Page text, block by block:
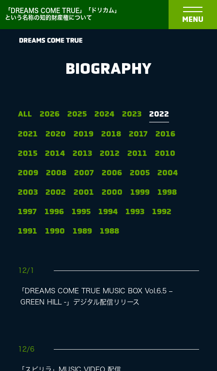
「DREAMS COME TRUE」「ドリカム」
という名称の知的財産権について
MENU
BIOGRAPHY
DISCOGRAPHY
MEDIA
BIOGRAPHY
ALL 2026 2025 2024 2023 2022
2021 2020 2019 2018 2017 2016
2015 2014 2013 2012 2011 2010
2009 2008 2007 2006 2005 2004
2003 2002 2001 2000 1999 1998
1997 1996 1995 1994 1993 1992
1991 1990 1989 1988
12/1
「DREAMS COME TRUE MUSIC BOX Vol.6.5 –
GREEN HILL -」デジタル配信リリース
12/6
「スピリラ」MUSIC VIDEO 配信